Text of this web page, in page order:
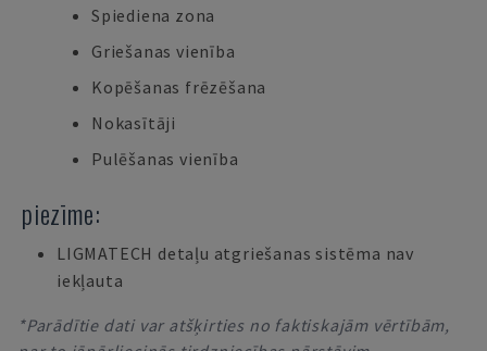
Spiediena zona
Griešanas vienība
Kopēšanas frēzēšana
Nokasītāji
Pulēšanas vienība
piezīme:
LIGMATECH detaļu atgriešanas sistēma nav
iekļauta
*Parādītie dati var atšķirties no faktiskajām vērtībām,